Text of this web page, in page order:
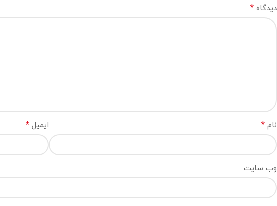
دیدگاه *
نام * ایمیل*
وب‌ سایت